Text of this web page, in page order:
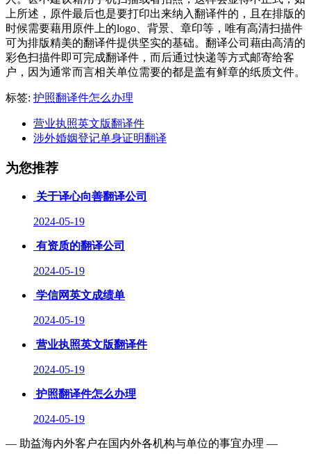
上所述，原件最后也是要打印出来纳入翻译件的，且在排版的
时候需要藉用原件上的logo、背景、章印等，唯有高清扫描件
可为排版精美的翻译件提供坚实的基础。翻译公司藉由高清的
彩色扫描件即可完成翻译件，而后通过快递等方式邮寄给客
户，因为通常而言相关单位需要的都是盖有鲜章的纸质文件。
标签: 护照翻译件怎么办理
营业执照英文版翻译件
涉外婚姻登记单身证明翻译
为您推荐
关于译心向善翻译公司
2024-05-19
有资质的翻译公司
2024-05-19
学信网英文成绩单
2024-05-19
营业执照英文版翻译件
2024-05-19
护照翻译件怎么办理
2024-05-19
— 助益海内外客户在国内外各机构与单位的事宜办理 —